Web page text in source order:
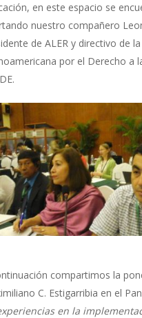
en este espacio se
nuestro compañero
de ALER y directivo de
por el Derecho a
compartimos la
C. Estigarribia en el
en la